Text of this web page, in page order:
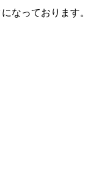
なっております。